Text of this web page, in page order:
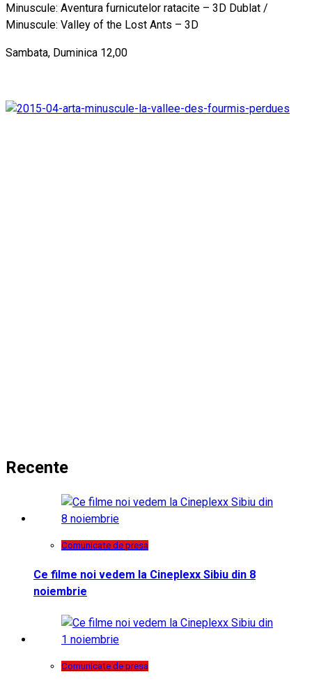
Minuscule: Aventura furnicutelor ratacite – 3D Dublat /
Minuscule: Valley of the Lost Ants – 3D
Sambata, Duminica 12,00
Recente
Comunicate de presa
Ce filme noi vedem la Cineplexx Sibiu din 8
noiembrie
Comunicate de presa